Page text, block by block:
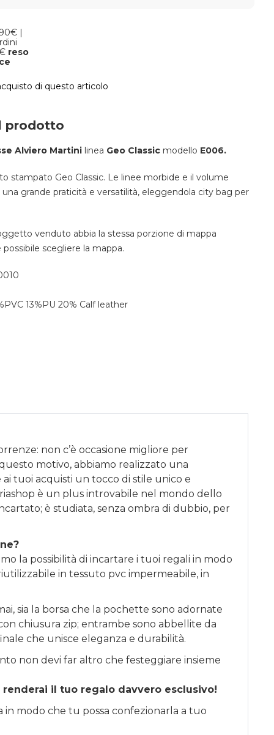
|
reso
di questo articolo
prodotto
Alviero Martini linea Geo Classic modello E006.
stampato Geo Classic. Le linee morbide e il volume
grande praticità e versatilità, eleggendola city bag per
venduto abbia la stessa porzione di mappa
scegliere la mappa.
13%PU 20% Calf leather
non c’è occasione migliore per
motivo, abbiamo realizzato una
tuoi acquisti un tocco di stile unico e
è un plus introvabile nel mondo dello
è studiata, senza ombra di dubbio, per
la possibilità di incartare i tuoi regali in modo
in tessuto pvc impermeabile, in
sia la borsa che la pochette sono adornate
chiusura zip; entrambe sono abbellite da
che unisce eleganza e durabilità.
non devi far altro che festeggiare insieme
il tuo regalo davvero esclusivo!
in modo che tu possa confezionarla a tuo